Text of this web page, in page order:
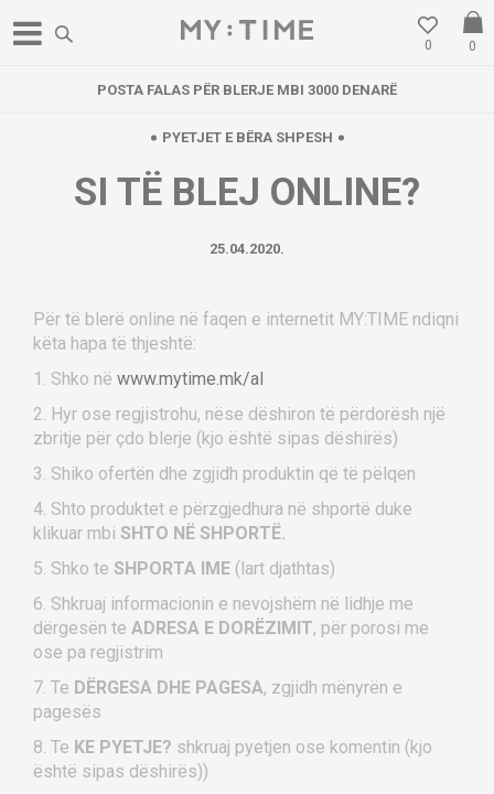
0
0
POSTA FALAS PËR BLERJE MBI 3000 DENARË
PYETJET E BËRA SHPESH
SI TË BLEJ ONLINE?
25.04.2020.
Për të blerë online në faqen e internetit MY:TIME ndiqni
këta hapa të thjeshtë:
1. Shko në www.mytime.mk/al
2. Hyr ose regjistrohu, nëse dëshiron të përdorësh një
zbritje për çdo blerje (kjo është sipas dëshirës)
3. Shiko ofertën dhe zgjidh produktin që të pëlqen
4. Shto produktet e përzgjedhura në shportë duke
klikuar mbi SHTO NË SHPORTË.
5. Shko te SHPORTA IME (lart djathtas)
6. Shkruaj informacionin e nevojshëm në lidhje me
dërgesën te ADRESA E DORËZIMIT, për porosi me
ose pa regjistrim
7. Te DËRGESA DHE PAGESA, zgjidh mënyrën e
pagesës
8. Te KE PYETJE? shkruaj pyetjen ose komentin (kjo
është sipas dëshirës))